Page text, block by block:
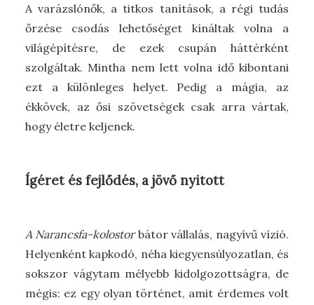
A varázslónők, a titkos tanítások, a régi tudás
őrzése csodás lehetőséget kínáltak volna a
világépítésre, de ezek csupán háttérként
szolgáltak. Mintha nem lett volna idő kibontani
ezt a különleges helyet. Pedig a mágia, az
ékkövek, az ősi szövetségek csak arra vártak,
hogy életre keljenek.
Ígéret és fejlődés, a jövő nyitott
A Narancsfa-kolostorbátor vállalás, nagyívű vízió.
Helyenként kapkodó, néha kiegyensúlyozatlan, és
sokszor vágytam mélyebb kidolgozottságra, de
mégis: ez egy olyan történet, amit érdemes volt